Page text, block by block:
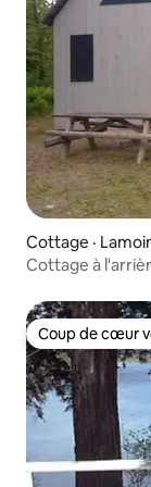
Cottage ·
Cottage à
Coup de cœur
Coup de cœur